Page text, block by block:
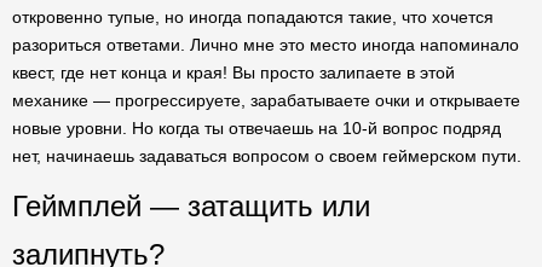
откровенно тупые, но иногда попадаются такие, что хочется
разориться ответами. Лично мне это место иногда напоминало
квест, где нет конца и края! Вы просто залипаете в этой
механике — прогрессируете, зарабатываете очки и открываете
новые уровни. Но когда ты отвечаешь на 10-й вопрос подряд
нет, начинаешь задаваться вопросом о своем геймерском пути.
Геймплей — затащить или
залипнуть?